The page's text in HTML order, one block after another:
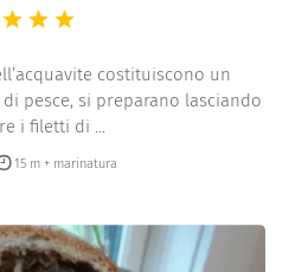
costituiscono un
pesce, si preparano lasciando
i filetti di ...
15 m + marinatura